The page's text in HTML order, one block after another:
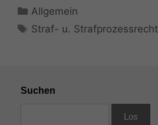
Kategorien
Allgemein
Schlagwörter
Straf- u. Strafprozessrecht
Suchen